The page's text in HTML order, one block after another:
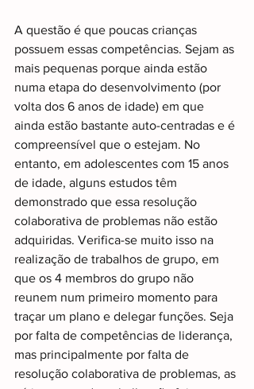
A questão é que poucas crianças
possuem essas competências. Sejam as
mais pequenas porque ainda estão
numa etapa do desenvolvimento (por
volta dos 6 anos de idade) em que
ainda estão bastante auto-centradas e é
compreensível que o estejam. No
entanto, em adolescentes com 15 anos
de idade, alguns estudos têm
demonstrado que essa resolução
colaborativa de problemas não estão
adquiridas. Verifica-se muito isso na
realização de trabalhos de grupo, em
que os 4 membros do grupo não
reunem num primeiro momento para
traçar um plano e delegar funções. Seja
por falta de competências de liderança,
mas principalmente por falta de
resolução colaborativa de problemas, as